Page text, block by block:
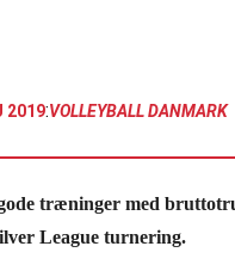
2019:VOLLEYBALL DANMARK
træninger med
League turnering.